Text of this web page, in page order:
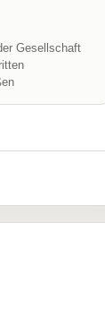
Gesellschaft